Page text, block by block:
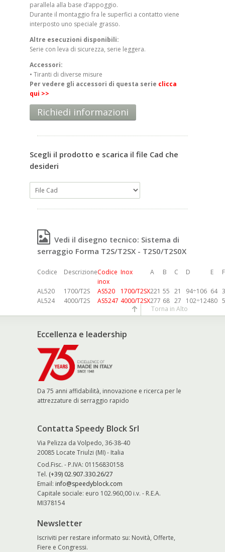
parallela alla base d’appoggio.
Durante il montaggio fra le superfici a contatto viene
interposto uno speciale grasso.
Altre esecuzioni disponibili:
Serie con leva di sicurezza, serie leggera.
Accessori:
• Tiranti di diverse misure
Per vedere gli accessori di questa serie clicca
qui >>
Richiedi informazioni
Scegli il prodotto e scarica il file Cad che
desideri
Vedi il disegno tecnico: Sistema di
serraggio Forma T2S/T2SX - T2S0/T2S0X
Codice DescrizioneCodice
inox
Inox A B C D E F
AL520 1700/T2S AS520 1700/T2SX221 55 21 94÷106 64
AL524
4000/T2S AS5247 4000/T2SX277 68 27 102÷12480
Eccellenza e leadership
Da 75 anni affidabilità, innovazione e ricerca per le
attrezzature di serraggio rapido
Contatta Speedy Block Srl
Via Pelizza da Volpedo, 36-38-40
20085 Locate Triulzi (MI) - Italia
Cod.Fisc. - P.IVA: 01156830158
Tel. (+39) 02.907.330.26/27
Email: info@speedyblock.com
Capitale sociale: euro 102.960,00 i.v. - R.E.A.
MI378154
Newsletter
Iscriviti per restare informato su: Novità, Offerte,
Fiere e Congressi.
Torna in Alto